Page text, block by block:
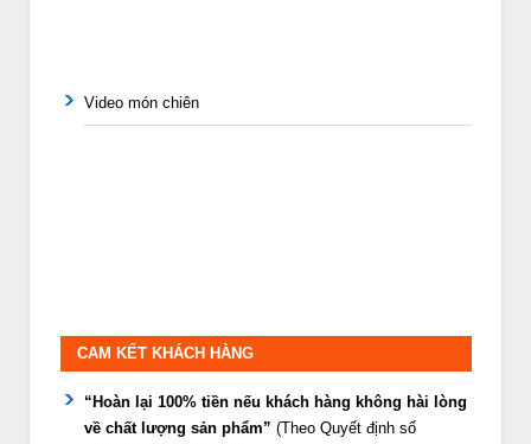
Video món chiên
CAM KẾT KHÁCH HÀNG
“Hoàn lại 100% tiền nếu khách hàng không hài lòng
về chất lượng sản phẩm” (Theo Quyết định số